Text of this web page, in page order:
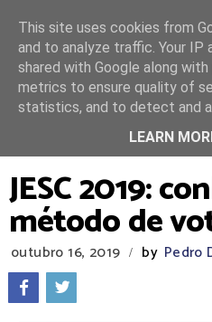
TRENDING
JESC 2019:
método de
outubro 16, 2019 / by Pedro
This site uses cookies from
and to analyze traffic. Your IP
shared with Google along
metrics to ensure quality of
statistics, and to detect and
LEARN